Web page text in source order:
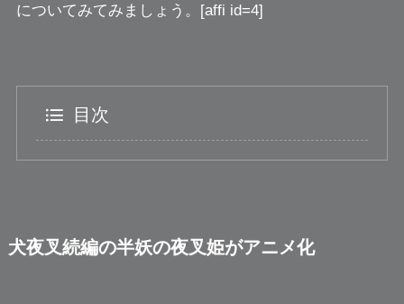
についてみてみましょう。[affi id=4]
目次
犬夜叉続編の半妖の夜叉姫がアニメ化